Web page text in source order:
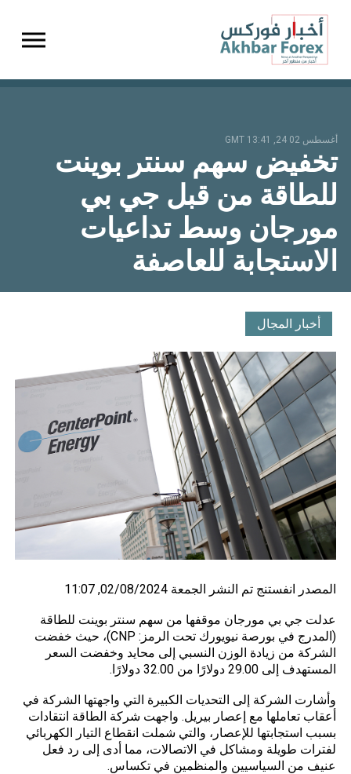
أغسطس 02 24, 13:41 GMT
تخفيض سهم سنتر بوينت
للطاقة من قبل جي بي
مورجان وسط تداعيات
الاستجابة للعاصفة
أخبار المجال
المصدر انفستنج تم النشر الجمعة 02/08/2024, 11:07
عدلت جي بي مورجان موقفها من سهم سنتر بوينت للطاقة
(المدرج في بورصة نيويورك تحت الرمز: CNP)، حيث خفضت
الشركة من زيادة الوزن النسبي إلى محايد وخفضت السعر
المستهدف إلى 29.00 دولارًا من 32.00 دولارًا.
وأشارت الشركة إلى التحديات الكبيرة التي واجهتها الشركة في
أعقاب تعاملها مع إعصار بيريل. واجهت شركة الطاقة انتقادات
بسبب استجابتها للإعصار، والتي شملت انقطاع التيار الكهربائي
لفترات طويلة ومشاكل في الاتصالات، مما أدى إلى رد فعل
عنيف من السياسيين والمنظمين في تكساس.